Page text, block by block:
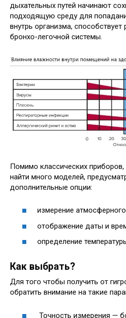
дыхательных путей начинают
подходящую среду для
внутрь организма,
бронхо-легочной системы.
Помимо классических
найти много моделей,
дополнительные опции:
измерение
отображение даты и
определение
Как выбрать?
Для того чтобы получить от
обратить внимание на такие
Точность измерения —